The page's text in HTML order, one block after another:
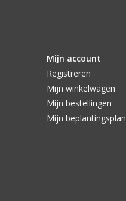
Mijn account
Registreren
Mijn winkelwagen
Mijn bestellingen
Mijn beplantingsplan